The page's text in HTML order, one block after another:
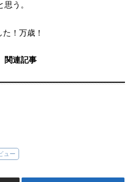
う。
！万歳！
関連記事
ュー